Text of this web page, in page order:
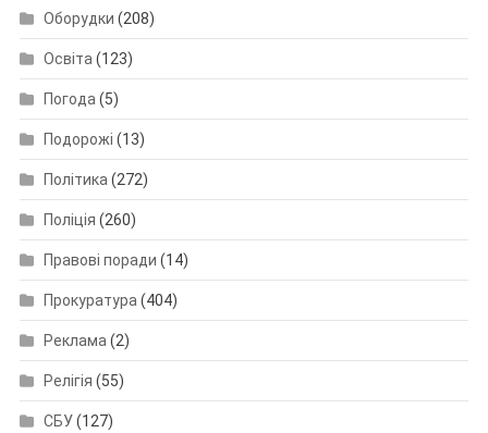
Оборудки (208)
Освіта (123)
Погода (5)
Подорожі (13)
Політика (272)
Поліція (260)
Правові поради (14)
Прокуратура (404)
Реклама (2)
Релігія (55)
СБУ(127)